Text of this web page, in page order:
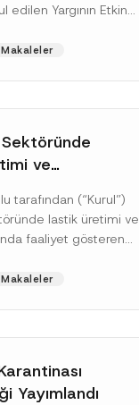
edilen Yargının Etkin
Yapılmasına
Makaleler
ve
Sonuçlandı:
Milyar TL İdari
tarafından (“Kurul”)
lastik üretimi ve
faaliyet gösteren
Hakkında
Makaleler
Yayımlandı